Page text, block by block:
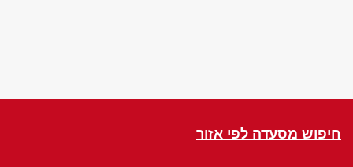
חיפוש מסעדה לפי אזור